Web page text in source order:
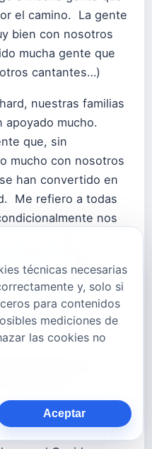
el camino. La gente
bien con nosotros
mucha gente que
cantantes…)
nuestras familias
apoyado mucho.
que, sin
mucho con nosotros
han convertido en
Me refiero a todas
nos
nuestros discos,
nos regalan
valioso es el
y nos demuestran
GRACIAS.
esa gente que os
lado?
yo en este
técnicas necesarias
y, solo si
para contenidos
mediciones de
las cookies no
Aceptar